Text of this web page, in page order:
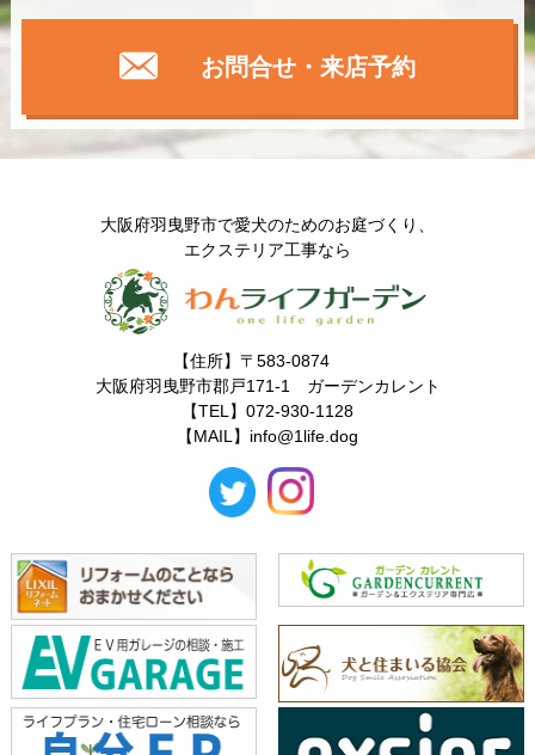
お問合せ・来店予約
大阪府羽曳野市で愛犬のためのお庭づくり、
エクステリア工事なら
【住所】〒583-0874
大阪府羽曳野市郡戸171-1 ガーデンカレント
【TEL】072-930-1128
【MAIL】 info@1life.dog